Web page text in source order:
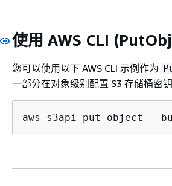
使用 AWS CLI
您可以使用以下 AWS CLI 示例作为
一部分在对象级别配置 S3 存储桶密钥
aws s3api put-object --